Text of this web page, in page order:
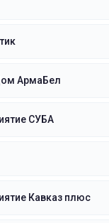
АрмаБел
СУБА
Кавказ плюс